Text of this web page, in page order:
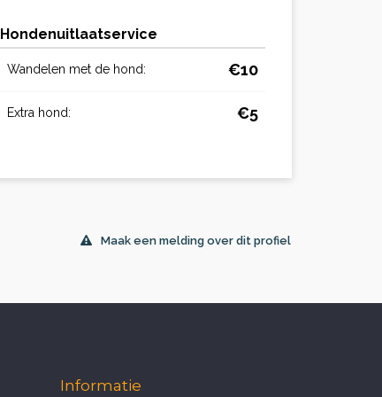
Hondenuitlaatservice
Wandelen met de hond: €10
Extra hond: €5
Maak een melding over dit profiel
Informatie